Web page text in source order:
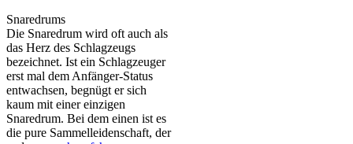
Snaredrums
Die Snaredrum wird oft auch als
das Herz des Schlagzeugs
bezeichnet. Ist ein Schlagzeuger
erst mal dem Anfänger-Status
entwachsen, begnügt er sich
kaum mit einer einzigen
Snaredrum. Bei dem einen ist es
die pure Sammelleidenschaft, der